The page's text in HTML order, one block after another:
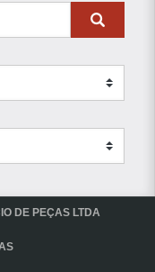
DE PEÇAS LTDA